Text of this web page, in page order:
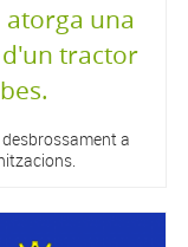
atorga una
tractor
a